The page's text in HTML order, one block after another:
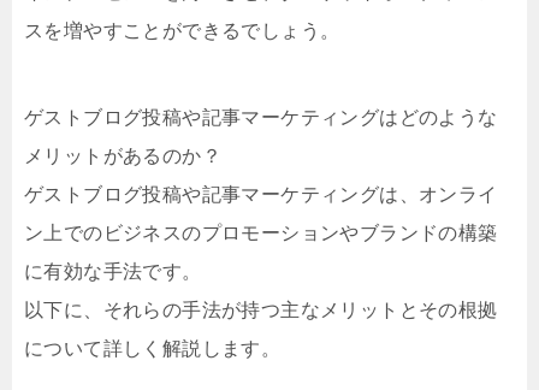
スを増やすことができるでしょう。
ゲストブログ投稿や記事マーケティングはどのような
メリットがあるのか？
ゲストブログ投稿や記事マーケティングは、オンライ
ン上でのビジネスのプロモーションやブランドの構築
に有効な手法です。
以下に、それらの手法が持つ主なメリットとその根拠
について詳しく解説します。